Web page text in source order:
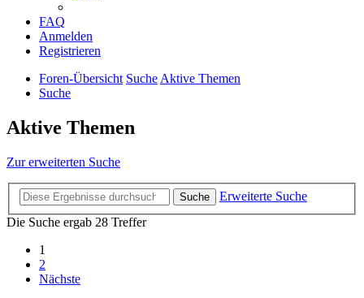
FAQ
Anmelden
Registrieren
Foren-Übersicht Suche Aktive Themen
Suche
Aktive Themen
Zur erweiterten Suche
Suche
Erweiterte Suche
Die Suche ergab 28 Treffer
1
2
Nächste